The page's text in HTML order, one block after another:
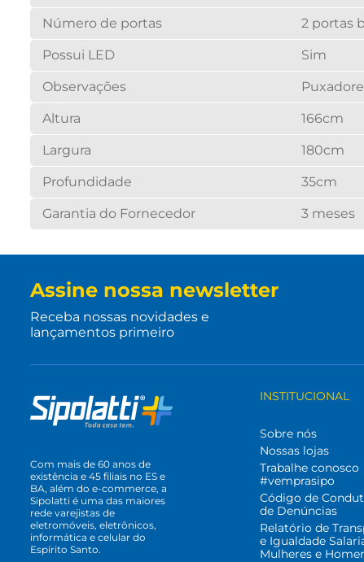
Número de portas 2 portas
Possui LED Sim
Observações
Altura 166cm
Largura 180cm
Profundidade 35cm
Garantia do Fornecedor 3 meses
Assine nossa newsletter
Receba nossas novidades e
lançamentos primeiro
Com mais de 60 anos de
existência e 45 filiais no ES e
BA, além do e-commerce, a
Sipolatti é uma das maiores
rede varejistas de
eletromóveis, eletrônicos,
informática e celular do
Espírito Santo.
INSTITUCIONAL
Sobre nós
Nossas lojas
Trabalhe conosco
#vemprasipo
Código de
de Denúncias
Relatório de
e Igualdade
Mulheres e